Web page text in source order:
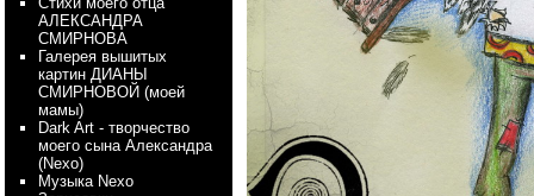
АЛЕКСАНДРА
СМИРНОВА
Галерея вышитых
картин ДИАНЫ
СМИРНОВОЙ (моей
мамы)
Dark Art - творчество
моего сына Александра
(Nexo)
Myзыка Nexo